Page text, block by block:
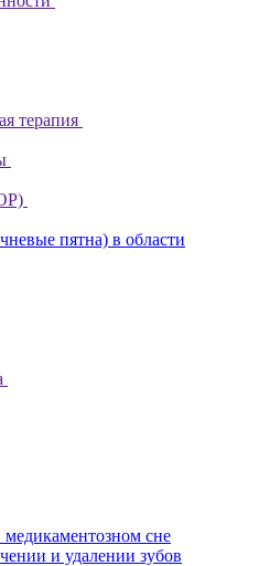
терапия
пятна) в области
медикаментозном сне
и удалении зубов